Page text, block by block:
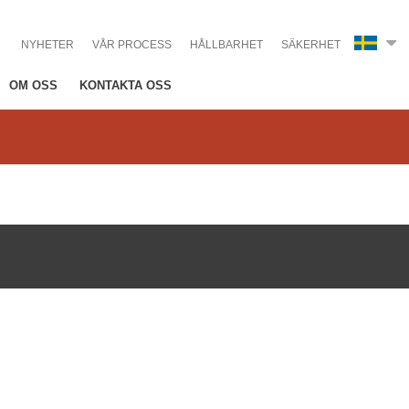
OM OSS KONTAKTA OSS
NYHETER VÅR PROCESS HÅLLBARHET SÄKERHET